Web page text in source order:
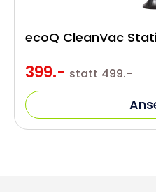
399.- statt 499.-
ecoQ CleanVac